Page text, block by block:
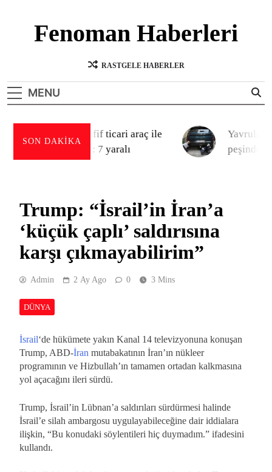
Fenoman Haberleri
RASTGELE HABERLER
MENU
SON DAKIKA
Batman’da hafif ticari araç ile
pikap çarpıştı: 7 yaralı
Yavruları
peşinden
Trump: “İsrail’in İran’a
‘küçük çaplı’ saldırısına
karşı çıkmayabilirim”
Admin 2 Ay Ago 0 3 Mins
DÜNYA
İsrail‘de hükümete yakın Kanal 14 televizyonuna konuşan
Trump, ABD-İran mutabakatının İran’ın nükleer
programının ve Hizbullah’ın tamamen ortadan kalkmasına
yol açacağını ileri sürdü.
Trump, İsrail’in Lübnan’a saldırıları sürdürmesi halinde
İsrail’e silah ambargosu uygulayabileceğine dair iddialara
ilişkin, “Bu konudaki söylentileri hiç duymadım.” ifadesini
kullandı.